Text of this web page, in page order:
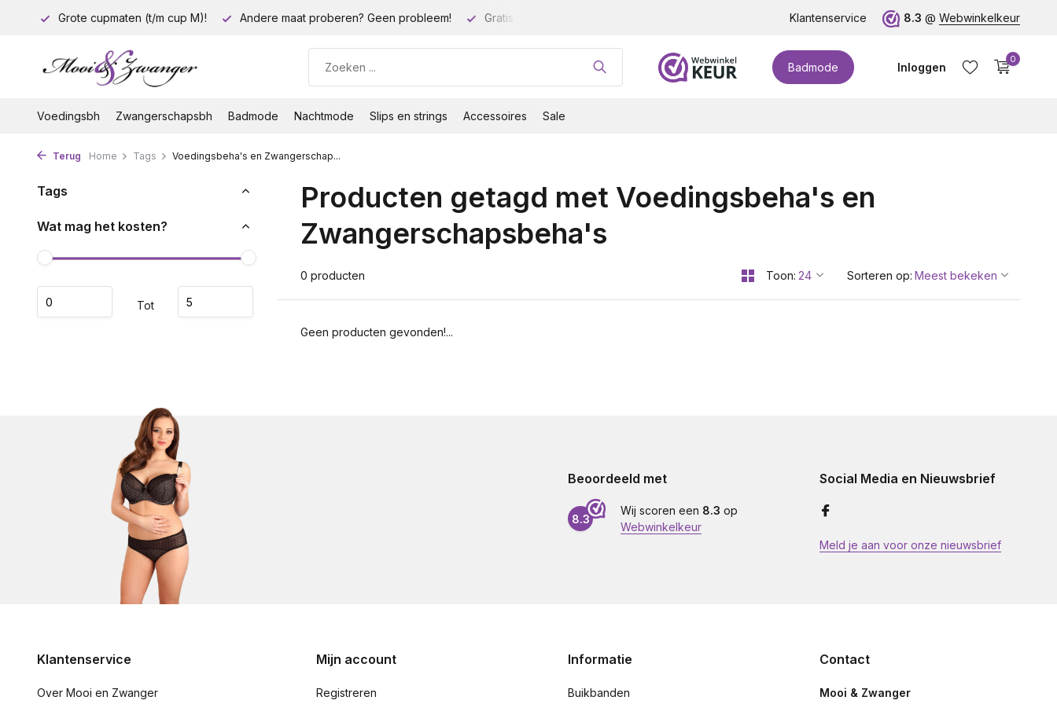
Grote cupmaten (t/m cup M)! Andere maat proberen? Geen probleem! Gratis verzending vanaf 35 euro! Grote cupmaten (t/m cup M)!
Klantenservice 8.3 @ Webwinkelkeur
Badmode Inloggen
0
Voedingsbh Zwangerschapsbh Badmode Nachtmode Slips en strings Accessoires Sale
Terug Home Tags Voedingsbeha's en Zwangerschap...
Tags
Wat mag het kosten?
Tot
Producten getagd met Voedingsbeha's en
Zwangerschapsbeha's
0 producten Toon: Sorteren op:
Geen producten gevonden!...
Beoordeeld met
8.3
Wij scoren een 8.3 op
Webwinkelkeur
Social Media en Nieuwsbrief
Meld je aan voor onze nieuwsbrief
Klantenservice
Over Mooi en Zwanger
Mijn account
Registreren
Informatie
Buikbanden
Contact
Mooi & Zwanger